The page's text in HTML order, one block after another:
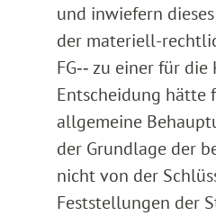
und inwiefern
der materiell-
FG‑‑ zu einer für
Entscheidung hätte
allgemeine
der Grundlage der
nicht von der
Feststellungen der